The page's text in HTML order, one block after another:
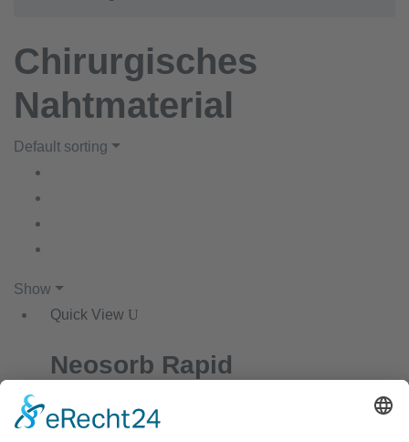
Chirurgisches
Nahtmaterial
Default sorting
Show
Quick View
Neosorb Rapid
Weiterlesen